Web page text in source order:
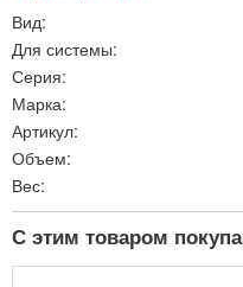
Вид:
Для системы:
Серия:
Марка:
Артикул:
Объем:
Вес:
С этим товаром